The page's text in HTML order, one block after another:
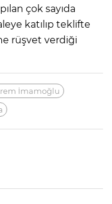
çok sayıda
katılıp teklifte
rüşvet verdiği
İmamoğlu